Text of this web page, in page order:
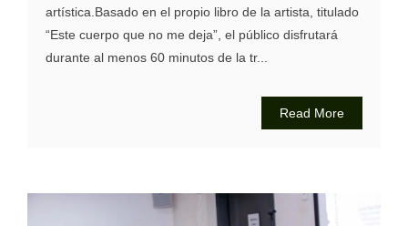
artística.Basado en el propio libro de la artista, titulado
“Este cuerpo que no me deja”, el público disfrutará
durante al menos 60 minutos de la tr...
Read More